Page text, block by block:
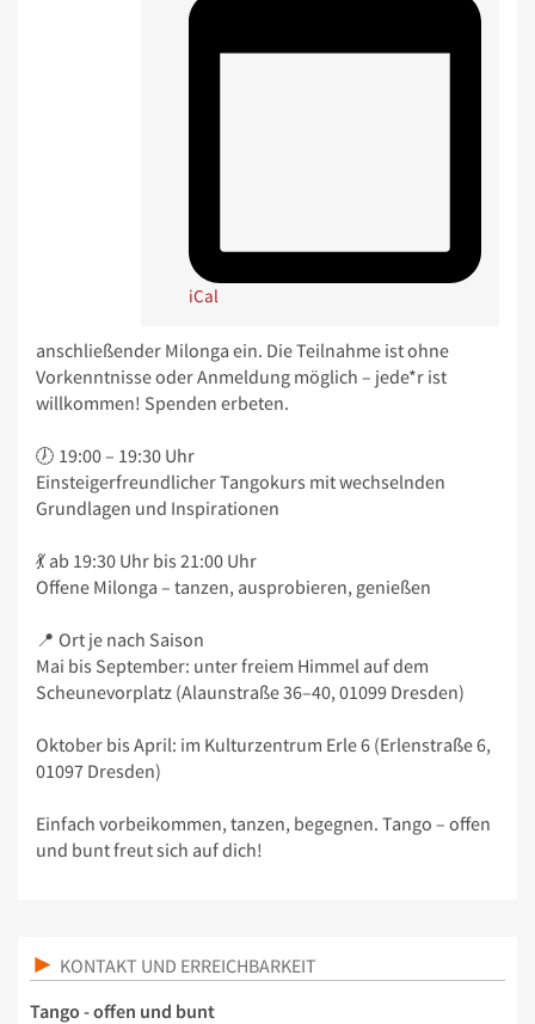
iCal
anschließender Milonga ein. Die Teilnahme ist ohne
Vorkenntnisse oder Anmeldung möglich – jede*r ist
willkommen! Spenden erbeten.
🕖 19:00 – 19:30 Uhr
Einsteigerfreundlicher Tangokurs mit wechselnden
Grundlagen und Inspirationen
💃 ab 19:30 Uhr bis 21:00 Uhr
Offene Milonga – tanzen, ausprobieren, genießen
📍 Ort je nach Saison
Mai bis September: unter freiem Himmel auf dem
Scheunevorplatz (Alaunstraße 36–40, 01099 Dresden)
Oktober bis April: im Kulturzentrum Erle 6 (Erlenstraße 6,
01097 Dresden)
Einfach vorbeikommen, tanzen, begegnen. Tango – offen
und bunt freut sich auf dich!
KONTAKT UND ERREICHBARKEIT
Tango - offen und bunt